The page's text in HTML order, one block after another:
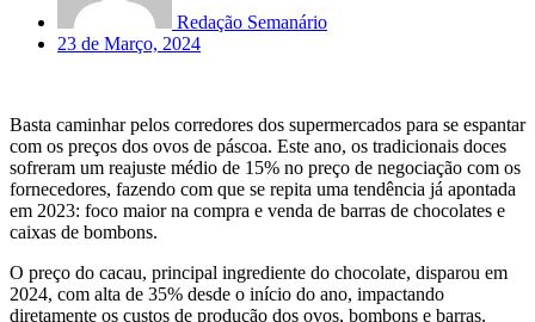
Redação Semanário
23 de Março, 2024
Basta caminhar pelos corredores dos supermercados para se espantar
com os preços dos ovos de páscoa. Este ano, os tradicionais doces
sofreram um reajuste médio de 15% no preço de negociação com os
fornecedores, fazendo com que se repita uma tendência já apontada
em 2023: foco maior na compra e venda de barras de chocolates e
caixas de bombons.
O preço do cacau, principal ingrediente do chocolate, disparou em
2024, com alta de 35% desde o início do ano, impactando
diretamente os custos de produção dos ovos, bombons e barras.